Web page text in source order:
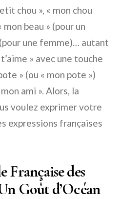
chou », « mon chou
mon beau » (pour un
une femme)… autant
» avec une touche
» (ou « mon pote »)
ami ». Alors, la
voulez exprimer votre
expressions françaises
Française des
Goût d’Océan